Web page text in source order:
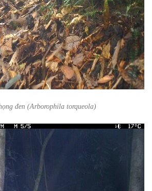
đen (Arborophila torqueola)